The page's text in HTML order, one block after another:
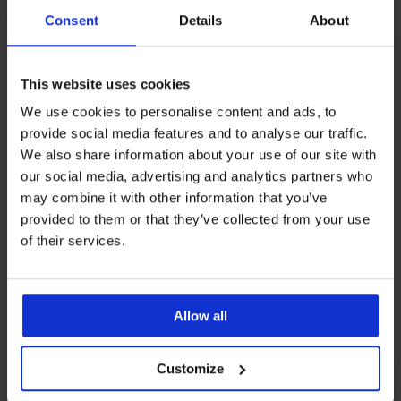
Consent Details About
This website uses cookies
We use cookies to personalise content and ads, to
provide social media features and to analyse our traffic.
We also share information about your use of our site with
our social media, advertising and analytics partners who
may combine it with other information that you’ve
provided to them or that they’ve collected from your use
of their services.
Allow all
Customize
-30%
4,8
nieusztywniany
143,49
zł
zł
4,9
Biustonosz
Shape
zł
-30%
4,9
nieusztywniany
Philippa
zł
-20 % BRA20
4,9
nieusztywniany
207,99
zł
zł
-20 % BRA20
4,9
nieusztywniany
zł
-20%
4,9
nieusztywniany
167,19
zł
zł
4,9
Biustonosz
237,99
Z tej samej kolekcji